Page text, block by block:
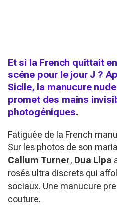
Et si la French quittait
scène pour le jour J ?
Sicile, la manucure
promet des mains
photogéniques.
Fatiguée de la French
Sur les photos de son
Callum Turner, Dua Lipa
rosés ultra discrets qui
sociaux. Une manucure
couture.